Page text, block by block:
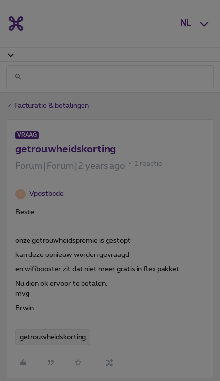
NL
Facturatie & betalingen
VRAAG
getrouwheidskorting
Forum|Forum|2 years ago 1 reactie
V Vpostbode
Beste
onze getrouwheidspremie is gestopt
kan deze opnieuw worden gevraagd
en wifibooster zit dat niet meer gratis in flex pakket
Nu dien ok ervoor te betalen.
mvg
Erwin
getrouwheidskorting